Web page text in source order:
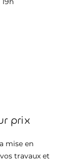
prix
mise en
travaux et